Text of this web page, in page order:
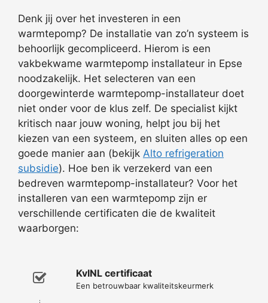
Denk jij over het investeren in een
warmtepomp? De installatie van zo’n systeem is
behoorlijk gecompliceerd. Hierom is een
vakbekwame warmtepomp installateur in Epse
noodzakelijk. Het selecteren van een
doorgewinterde warmtepomp-installateur doet
niet onder voor de klus zelf. De specialist kijkt
kritisch naar jouw woning, helpt jou bij het
kiezen van een systeem, en sluiten alles op een
goede manier aan (bekijk Alto refrigeration
subsidie). Hoe ben ik verzekerd van een
bedreven warmtepomp-installateur? Voor het
installeren van een warmtepomp zijn er
verschillende certificaten die de kwaliteit
waarborgen:
KvINL certificaat
Een betrouwbaar kwaliteitskeurmerk